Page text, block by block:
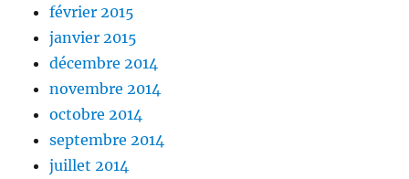
février 2015
janvier 2015
décembre 2014
novembre 2014
octobre 2014
septembre 2014
juillet 2014